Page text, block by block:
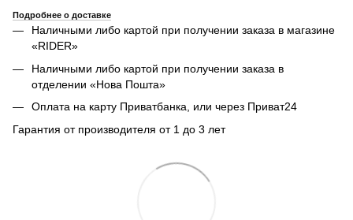
Подробнее о доставке
Наличными либо картой при получении заказа в магазине
«RIDER»
Наличными либо картой при получении заказа в
отделении «Нова Пошта»
Оплата на карту Приватбанка, или через Приват24
Гарантия от производителя от 1 до 3 лет